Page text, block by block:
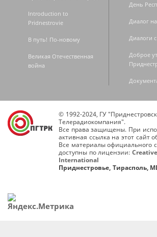
Introduction to
Pridnestrovie
В путь! По-новому
Великая Отечественная
война
День
Диалог
Диалоги
Доброе
© 1992-2024, ГУ
Телерадиокомпания".
Все права защищены. При
активная ссылка на этот сайт
Все материалы официального
доступны по лицензии:
International
Приднестровье, Тирасполь,